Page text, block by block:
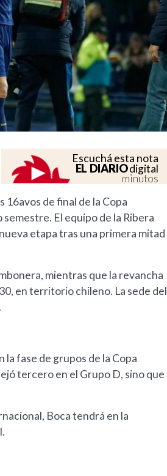
Escuchá esta nota
EL DIARIOdigital
minutos
de final de la Copa
El equipo de la Ribera
etapa tras una primera mitad
mientras que la revancha
en territorio chileno. La sede del
la fase de grupos de la Copa
tercero en el Grupo D, sino que
Boca tendrá en la